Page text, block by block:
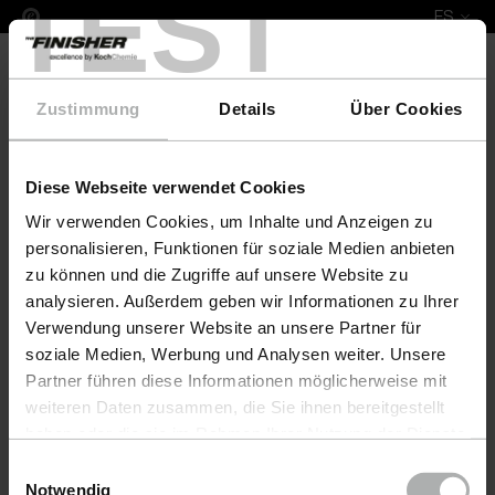
TEST
Zustimmung Details Über Cookies
Diese Webseite verwendet Cookies
Wir verwenden Cookies, um Inhalte und Anzeigen zu
personalisieren, Funktionen für soziale Medien anbieten
zu können und die Zugriffe auf unsere Website zu
analysieren. Außerdem geben wir Informationen zu Ihrer
Verwendung unserer Website an unsere Partner für
soziale Medien, Werbung und Analysen weiter. Unsere
Partner führen diese Informationen möglicherweise mit
weiteren Daten zusammen, die Sie ihnen bereitgestellt
Einstellungen zu den Cookies finden Sie unter
Notwendig
ES
Complete Leather Repair Set Poltronesofa